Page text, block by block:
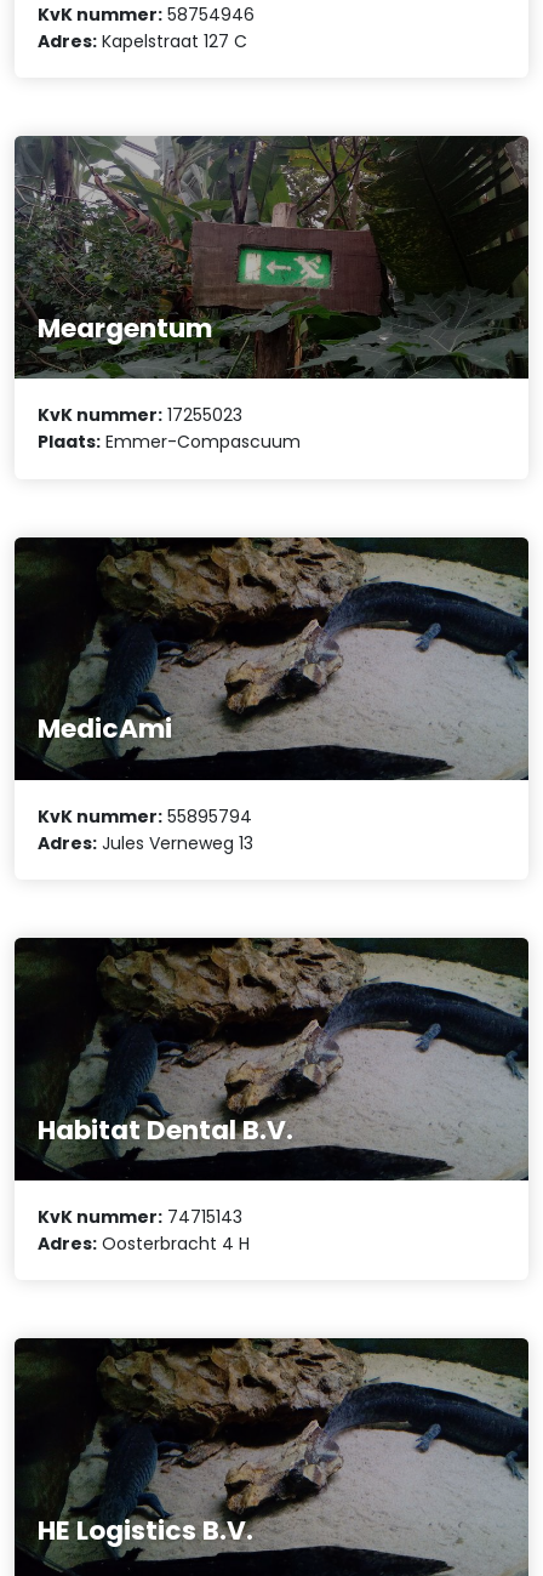
KvK nummer: 58754946
Adres: Kapelstraat 127 C
Meargentum
KvK nummer: 17255023
Plaats: Emmer-Compascuum
MedicAmi
KvK nummer: 55895794
Adres: Jules Verneweg 13
Habitat Dental B.V.
KvK nummer: 74715143
Adres: Oosterbracht 4 H
HE Logistics B.V.